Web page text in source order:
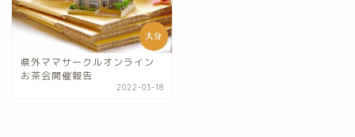
県外ママサークルオンライン
お茶会開催報告
2022-03-18